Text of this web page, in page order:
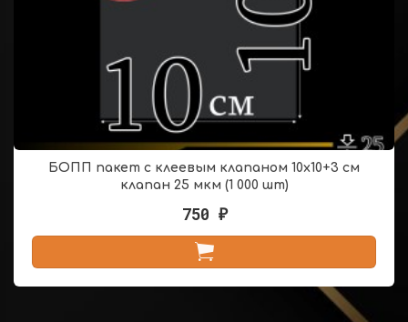
БОПП пакет с клеевым клапаном 10х10+3 см
клапан 25 мкм (1 000 шт)
750 ₽